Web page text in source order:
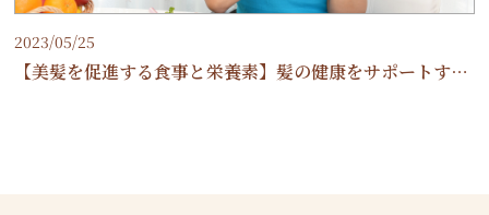
2023/05/25
【美髪を促進する食事と栄養素】髪の健康をサポートする食品と摂取方法